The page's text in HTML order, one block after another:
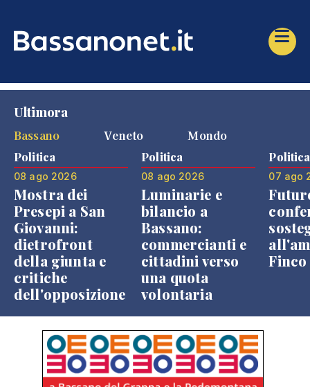
Ultimora
Bassano
Veneto Mondo
Politica
08 ago 2026
Mostra dei
Presepi a San
Giovanni:
dietrofront
della giunta e
critiche
dell'opposizione
Politica
08 ago 2026
Luminarie e
bilancio a
Bassano:
commercianti e
cittadini verso
una quota
volontaria
Politica
07 ago
Finco